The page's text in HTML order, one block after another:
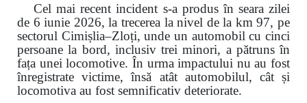
Cel mai recent incident s-a produs în seara zilei
de 6 iunie 2026, la trecerea la nivel de la km 97, pe
sectorul Cimișlia–Zloți, unde un automobil cu cinci
persoane la bord, inclusiv trei minori, a pătruns în
fața unei locomotive. În urma impactului nu au fost
înregistrate victime, însă atât automobilul, cât și
locomotiva au fost semnificativ deteriorate.